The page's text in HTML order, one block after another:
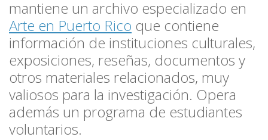
mantiene un archivo especializado en
Arte en Puerto Rico que contiene
información de instituciones culturales,
exposiciones, reseñas, documentos y
otros materiales relacionados, muy
valiosos para la investigación. Opera
además un programa de estudiantes
voluntarios.